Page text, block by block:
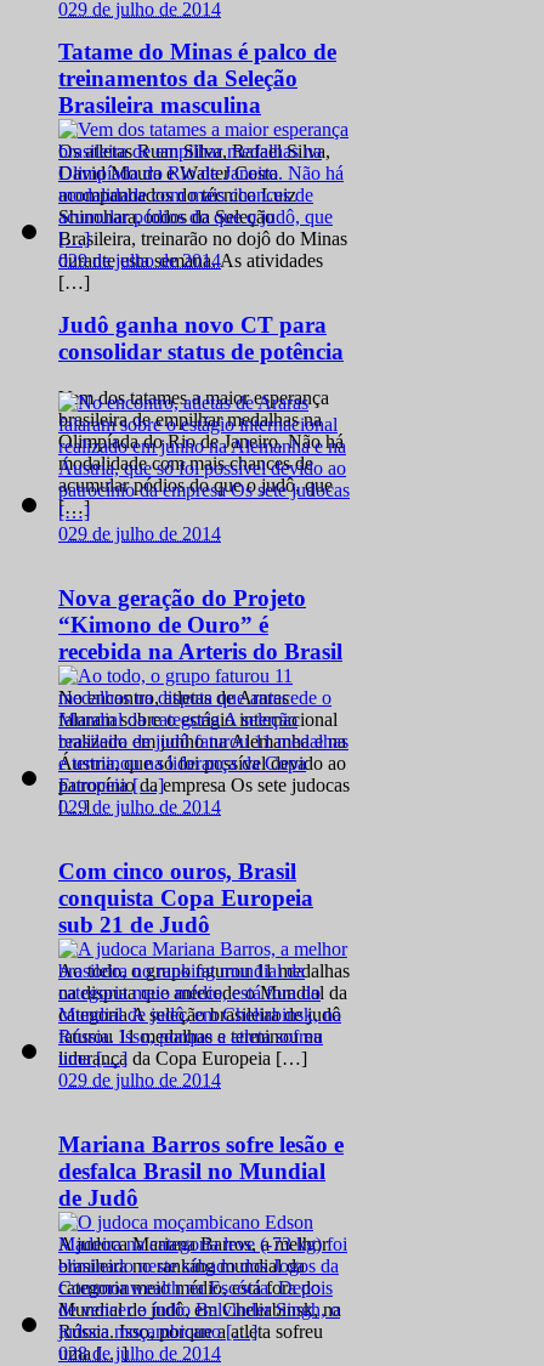
029 de julho de 2014
Tatame do Minas é palco de
treinamentos da Seleção
Brasileira masculina
Os atletas Ruan Silva, Rafael Silva,
David Moura e Walter Costa
acompanhados do técnico Luiz
Shinohara, todos da Seleção
Brasileira, treinarão no dojô do Minas
durante esta semana. As atividades
[…]
029 de julho de 2014
Judô ganha novo CT para
consolidar status de potência
Vem dos tatames a maior esperança
brasileira de empilhar medalhas na
Olimpíada do Rio de Janeiro. Não há
modalidade com mais chances de
acumular pódios do que o judô, que
[…]
029 de julho de 2014
Nova geração do Projeto
“Kimono de Ouro” é
recebida na Arteris do Brasil
No encontro, atletas de Araras
falaram sobre o estágio internacional
realizado em junho na Alemanha e na
Áustria, que só foi possível devido ao
patrocínio da empresa Os sete judocas
[…]
029 de julho de 2014
Com cinco ouros, Brasil
conquista Copa Europeia
sub 21 de Judô
Ao todo, o grupo faturou 11 medalhas
na disputa que antecede o Mundial da
categoria A seleção brasileira de judô
faturou 11 medalhas e terminou na
liderança da Copa Europeia […]
029 de julho de 2014
Mariana Barros sofre lesão e
desfalca Brasil no Mundial
de Judô
A judoca Mariana Barros, a melhor
brasileira no ranking mundial da
categoria meio médio, está fora do
Mundial de judô, em Cheliabinsk, na
Rússia. Isso, porque a atleta sofreu
uma […]
028 de julho de 2014